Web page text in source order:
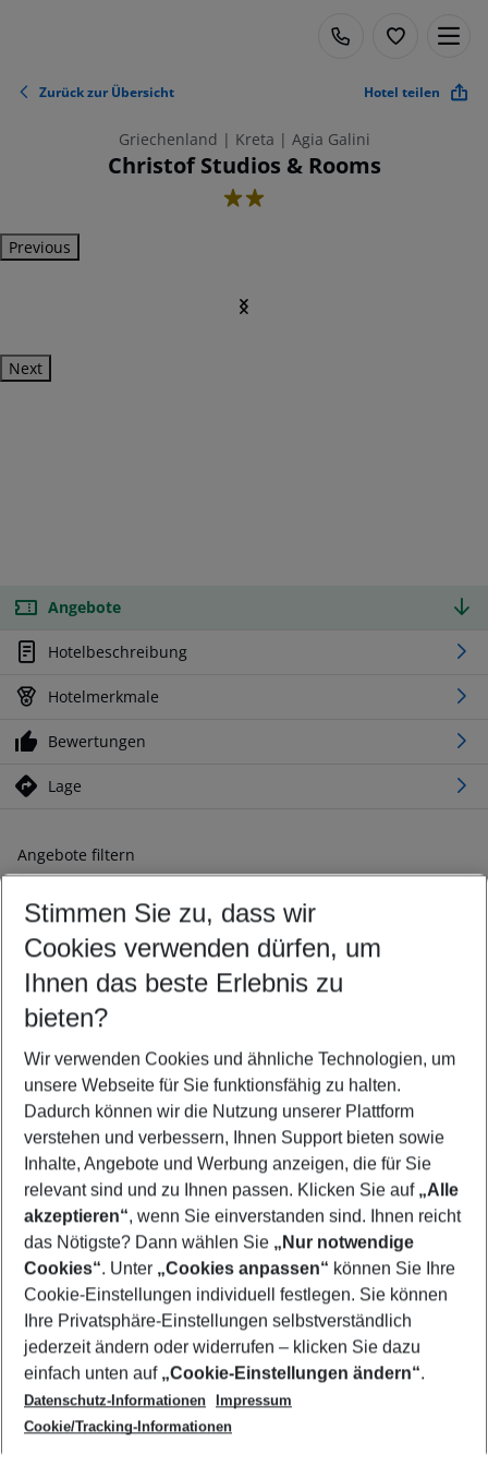
Zurück zur Übersicht Hotel teilen
Griechenland | Kreta | Agia Galini
Christof Studios & Rooms
2
Previous
Next
Angebote
Hotelbeschreibung
Hotelmerkmale
Bewertungen
Lage
Angebote filtern
Ändern Sie Ihre Kriterien nach Ihren Wünschen
Abflughafen wählen
Beliebiger Abflughafen
Reisezeitraum wählen
08.08.26– 06.08.27 5-8 Nächte
2 Erwachsene Keine Kinder
Mehr Filter anzeigen
Footer
Footer navigation
Über uns
AGB
Cookie-Einstellungen ändern
Cookie-Richtlinie
Datenschutz
Service & Hilfe
Barrierefreies Reisen
Check-in
Folgen Sie uns
Stimmen Sie zu, dass wir
Cookies verwenden dürfen, um
Ihnen das beste Erlebnis zu
bieten?
Wir verwenden Cookies und ähnliche Technologien, um
unsere Webseite für Sie funktionsfähig zu halten.
Dadurch können wir die Nutzung unserer Plattform
verstehen und verbessern, Ihnen Support bieten sowie
Inhalte, Angebote und Werbung anzeigen, die für Sie
relevant sind und zu Ihnen passen. Klicken Sie auf „Alle
akzeptieren“, wenn Sie einverstanden sind. Ihnen reicht
das Nötigste? Dann wählen Sie „Nur notwendige
Cookies“. Unter „Cookies anpassen“ können Sie Ihre
Cookie-Einstellungen individuell festlegen. Sie können
Ihre Privatsphäre-Einstellungen selbstverständlich
jederzeit ändern oder widerrufen – klicken Sie dazu
einfach unten auf „Cookie-Einstellungen ändern“.
Datenschutz-Informationen
Impressum
Cookie/Tracking-Informationen